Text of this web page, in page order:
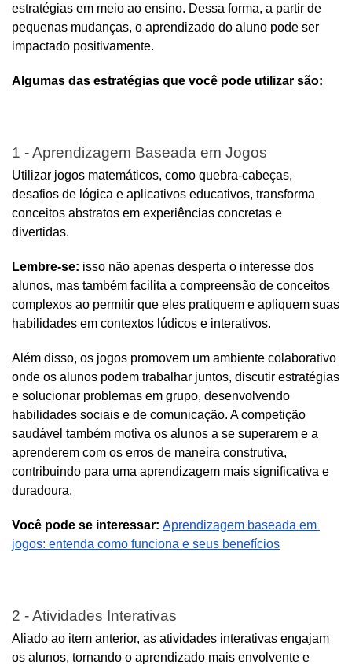
estratégias em meio ao ensino. Dessa forma, a partir de
pequenas mudanças, o aprendizado do aluno pode ser
impactado positivamente.
Algumas das estratégias que você pode utilizar são:
1 - Aprendizagem Baseada em Jogos
Utilizar jogos matemáticos, como quebra-cabeças,
desafios de lógica e aplicativos educativos, transforma
conceitos abstratos em experiências concretas e
divertidas.
Lembre-se: isso não apenas desperta o interesse dos
alunos, mas também facilita a compreensão de conceitos
complexos ao permitir que eles pratiquem e apliquem suas
habilidades em contextos lúdicos e interativos.
Além disso, os jogos promovem um ambiente colaborativo
onde os alunos podem trabalhar juntos, discutir estratégias
e solucionar problemas em grupo, desenvolvendo
habilidades sociais e de comunicação. A competição
saudável também motiva os alunos a se superarem e a
aprenderem com os erros de maneira construtiva,
contribuindo para uma aprendizagem mais significativa e
duradoura.
Você pode se interessar: Aprendizagem baseada em
jogos: entenda como funciona e seus benefícios
2 - Atividades Interativas
Aliado ao item anterior, as atividades interativas engajam
os alunos, tornando o aprendizado mais envolvente e